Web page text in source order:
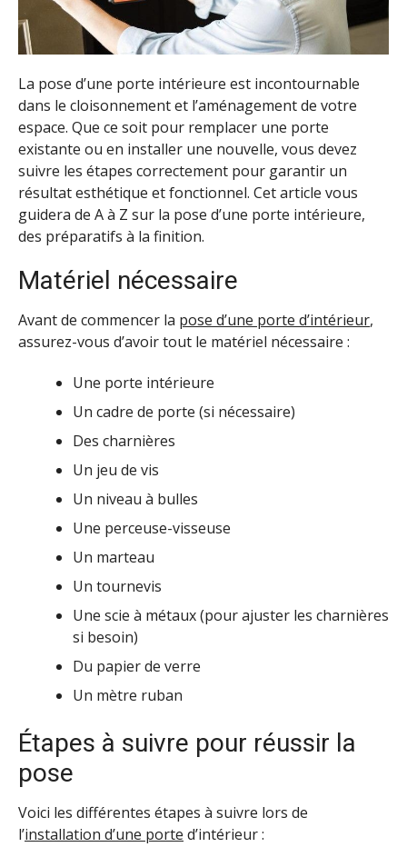
La pose d’une porte intérieure est incontournable
dans le cloisonnement et l’aménagement de votre
espace. Que ce soit pour remplacer une porte
existante ou en installer une nouvelle, vous devez
suivre les étapes correctement pour garantir un
résultat esthétique et fonctionnel. Cet article vous
guidera de A à Z sur la pose d’une porte intérieure,
des préparatifs à la finition.
Matériel nécessaire
Avant de commencer la pose d’une porte d’intérieur,
assurez-vous d’avoir tout le matériel nécessaire :
Une porte intérieure
Un cadre de porte (si nécessaire)
Des charnières
Un jeu de vis
Un niveau à bulles
Une perceuse-visseuse
Un marteau
Un tournevis
Une scie à métaux (pour ajuster les charnières
si besoin)
Du papier de verre
Un mètre ruban
Étapes à suivre pour réussir la
pose
Voici les différentes étapes à suivre lors de
l’installation d’une porte d’intérieur :